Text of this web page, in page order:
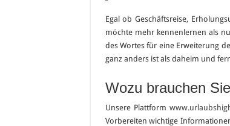
Egal ob Geschäftsreise,
möchte mehr kennenlernen als
des Wortes für eine Erweiterung
ganz anders ist als daheim und
Wozu brauchen
Unsere Plattform
Vorbereiten wichtige